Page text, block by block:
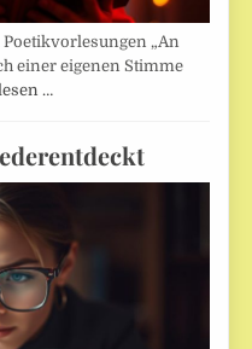
„An
einer eigenen Stimme
…